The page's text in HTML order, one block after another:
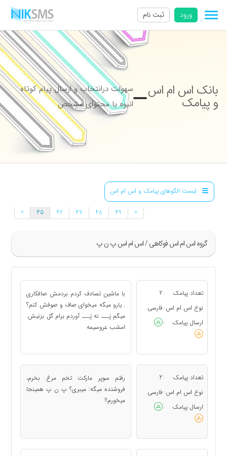
ورود ثبت نام
بانک اس ام اس
و پیامک
سهولت درانتخاب و ارسال پیام کوتاه
انبوه با محتوای مشخص
لیست الگوهای پیامک و اس ام اس
گروه اس ام اس فوکاهی / اس ام اس پ ن پ
» 45 46 47 48 49 «
تعداد پیامک :
2
نوع اس ام اس : فارسی
ارسال پیامک
:
با ماشین تصادف کردم بردمش صافکاری
. یارو میگه میخوای صاف و صوفش کنم؟
میگم پَـــ نه پَـــ آوردم برام گل بزنیش.
امشب عروسیمه
تعداد پیامک :
2
نوع اس ام اس : فارسی
ارسال پیامک
:
رفتم سوپر مارکت تخم مرغ بخرم،
فروشنده میگه: میبری؟ پ ن پ همینجا
میخورم!!